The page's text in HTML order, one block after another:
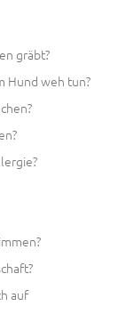
gräbt?
Hund weh tun?
auf